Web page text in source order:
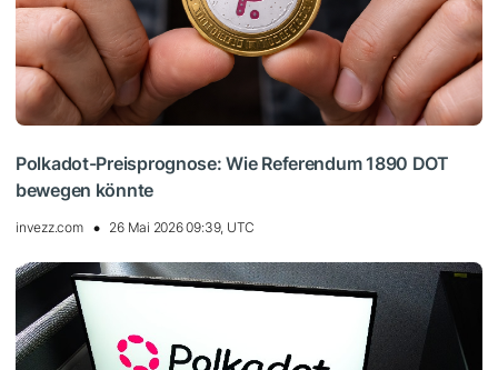
Polkadot-Preisprognose: Wie Referendum 1890 DOT
bewegen könnte
invezz.com 26 Mai 2026 09:39, UTC